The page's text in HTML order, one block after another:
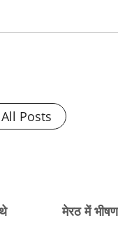
Posts
मेरठ में